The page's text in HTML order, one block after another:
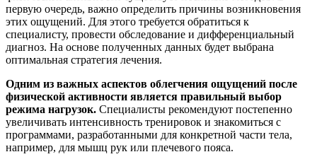
первую очередь, важно определить причины возникновения
этих ощущений. Для этого требуется обратиться к
специалисту, провести обследование и дифференциальный
диагноз. На основе полученных данных будет выбрана
оптимальная стратегия лечения.
Одним из важных аспектов облегчения ощущений после
физической активности является правильный выбор
режима нагрузок. Специалисты рекомендуют постепенно
увеличивать интенсивность тренировок и знакомиться с
программами, разработанными для конкретной части тела,
например, для мышц рук или плечевого пояса.